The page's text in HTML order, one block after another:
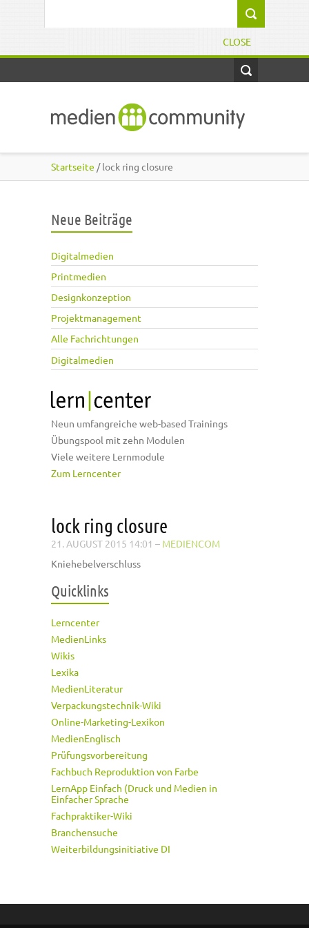
CLOSE
Startseite / lock ring closure
Neue Beiträge
Digitalmedien
Printmedien
Designkonzeption
Projektmanagement
Alle Fachrichtungen
Digitalmedien
Neun umfangreiche web-based Trainings
Übungspool mit zehn Modulen
Viele weitere Lernmodule
Zum Lerncenter
lock ring closure
21. AUGUST 2015 14:01 – MEDIENCOM
Kniehebelverschluss
Quicklinks
Lerncenter
MedienLinks
Wikis
Lexika
MedienLiteratur
Verpackungstechnik-Wiki
Online-Marketing-Lexikon
MedienEnglisch
Prüfungsvorbereitung
Fachbuch Reproduktion von Farbe
LernApp Einfach (Druck und Medien in
Einfacher Sprache
Fachpraktiker-Wiki
Branchensuche
Weiterbildungsinitiative DI